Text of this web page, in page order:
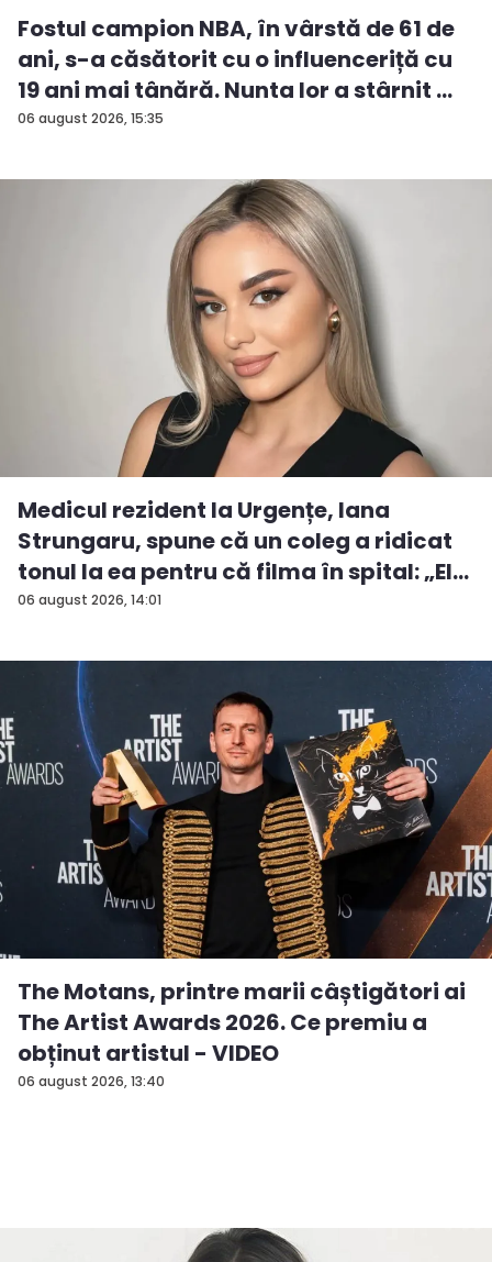
06 august 2026, 15:35
Fostul campion NBA, în vârstă de 61 de
ani, s-a căsătorit cu o influenceriță cu
19 ani mai tânără. Nunta lor a stârnit ...
06 august 2026, 14:01
Medicul rezident la Urgențe, Iana
Strungaru, spune că un coleg a ridicat
tonul la ea pentru că filma în spital: „El
a...
06 august 2026, 13:40
The Motans, printre marii câștigători ai
The Artist Awards 2026. Ce premiu a
obținut artistul - VIDEO